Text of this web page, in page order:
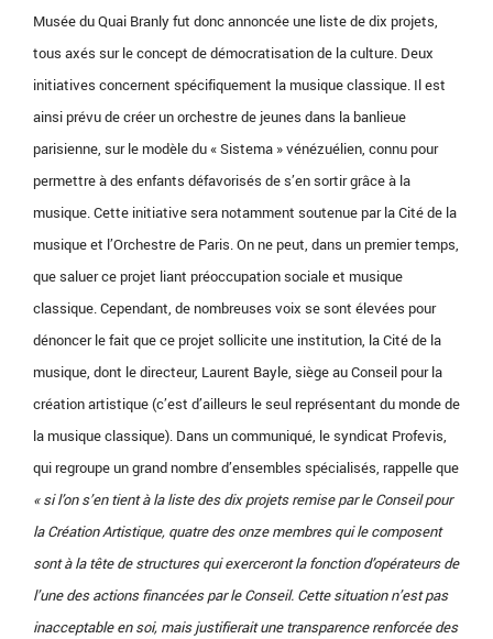
Musée du Quai Branly fut donc annoncée une liste de dix projets,
tous axés sur le concept de démocratisation de la culture. Deux
initiatives concernent spécifiquement la musique classique. Il est
ainsi prévu de créer un orchestre de jeunes dans la banlieue
parisienne, sur le modèle du « Sistema » vénézuélien, connu pour
permettre à des enfants défavorisés de s’en sortir grâce à la
musique. Cette initiative sera notamment soutenue par la Cité de la
musique et l’Orchestre de Paris. On ne peut, dans un premier temps,
que saluer ce projet liant préoccupation sociale et musique
classique. Cependant, de nombreuses voix se sont élevées pour
dénoncer le fait que ce projet sollicite une institution, la Cité de la
musique, dont le directeur, Laurent Bayle, siège au Conseil pour la
création artistique (c’est d’ailleurs le seul représentant du monde de
la musique classique). Dans un communiqué, le syndicat Profevis,
qui regroupe un grand nombre d’ensembles spécialisés, rappelle que
« si l’on s’en tient à la liste des dix projets remise par le Conseil pour
la Création Artistique, quatre des onze membres qui le composent
sont à la tête de structures qui exerceront la fonction d’opérateurs de
l’une des actions financées par le Conseil. Cette situation n’est pas
inacceptable en soi, mais justifierait une transparence renforcée des